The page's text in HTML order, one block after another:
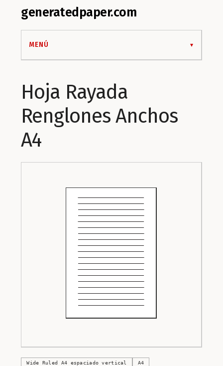
generatedpaper.com
MENÚ
Hoja Rayada
Renglones Anchos
A4
Wide Ruled A4 espaciado vertical A4